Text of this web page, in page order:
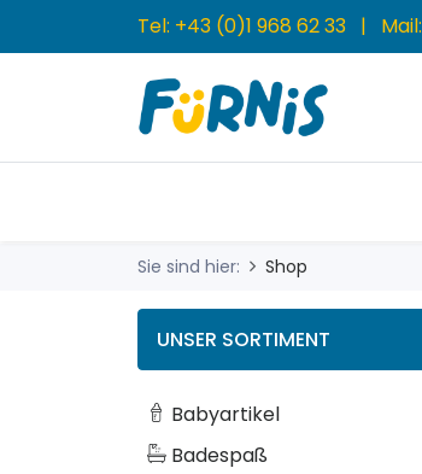
Tel: +43 (0)1 968 62 33 | Mail:
Sie sind hier: Shop
UNSER SORTIMENT
Babyartikel
Badespaß